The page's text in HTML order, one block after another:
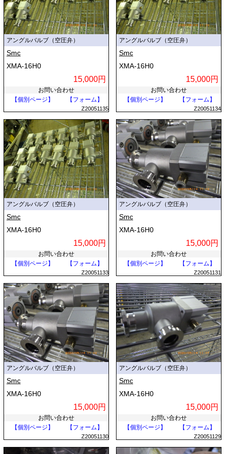
アングルバルブ（空圧弁）
Smc
XMA-16H0
15,000円
お問い合わせ
【個別ページ】
【フォーム】
Z20051135
アングルバルブ（空圧弁）
Smc
XMA-16H0
15,000円
お問い合わせ
【個別ページ】
【フォーム】
Z20051134
アングルバルブ（空圧弁）
Smc
XMA-16H0
15,000円
お問い合わせ
【個別ページ】
【フォーム】
Z20051133
アングルバルブ（空圧弁）
Smc
XMA-16H0
15,000円
お問い合わせ
【個別ページ】
【フォーム】
Z20051131
アングルバルブ（空圧弁）
Smc
XMA-16H0
15,000円
お問い合わせ
【個別ページ】
【フォーム】
Z20051130
アングルバルブ（空圧弁）
Smc
XMA-16H0
15,000円
お問い合わせ
【個別ページ】
【フォーム】
Z20051129